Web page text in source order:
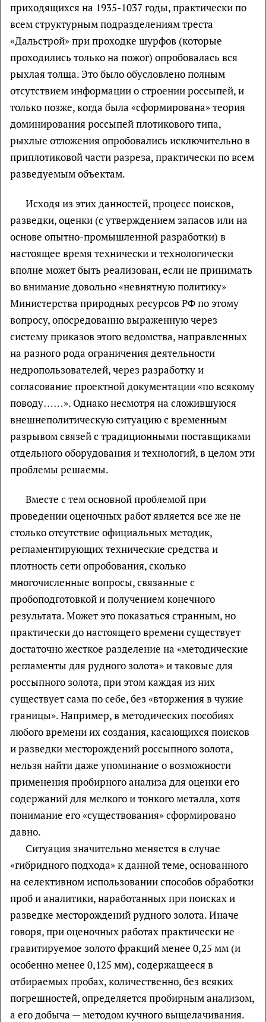
приходящихся на 1935-1037 годы, практически по
всем структурным подразделениям треста
«Дальстрой» при проходке шурфов (которые
проходились только на пожог) опробовалась вся
рыхлая толща. Это было обусловлено полным
отсутствием информации о строении россыпей, и
только позже, когда была «сформирована» теория
доминирования россыпей плотикового типа,
рыхлые отложения опробовались исключительно в
приплотиковой части разреза, практически по всем
разведуемым объектам.
Исходя из этих данностей, процесс поисков,
разведки, оценки (с утверждением запасов или на
основе опытно-промышленной разработки) в
настоящее время технически и технологически
вполне может быть реализован, если не принимать
во внимание довольно «невнятную политику»
Министерства природных ресурсов РФ по этому
вопросу, опосредованно выраженную через
систему приказов этого ведомства, направленных
на разного рода ограничения деятельности
недропользователей, через разработку и
согласование проектной документации «по всякому
поводу……». Однако несмотря на сложившуюся
внешнеполитическую ситуацию с временным
разрывом связей с традиционными поставщиками
отдельного оборудования и технологий, в целом эти
проблемы решаемы.
Вместе с тем основной проблемой при
проведении оценочных работ является все же не
столько отсутствие официальных методик,
регламентирующих технические средства и
плотность сети опробования, сколько
многочисленные вопросы, связанные с
пробоподготовкой и получением конечного
результата. Может это показаться странным, но
практически до настоящего времени существует
достаточно жесткое разделение на «методические
регламенты для рудного золота» и таковые для
россыпного золота, при этом каждая из них
существует сама по себе, без «вторжения в чужие
границы». Например, в методических пособиях
любого времени их создания, касающихся поисков
и разведки месторождений россыпного золота,
нельзя найти даже упоминание о возможности
применения пробирного анализа для оценки его
содержаний для мелкого и тонкого металла, хотя
понимание его «существования» сформировано
давно.
Ситуация значительно меняется в случае
«гибридного подхода» к данной теме, основанного
на селективном использовании способов обработки
проб и аналитики, наработанных при поисках и
разведке месторождений рудного золота. Иначе
говоря, при оценочных работах практически не
гравитируемое золото фракций менее 0,25 мм (и
особенно менее 0,125 мм), содержащееся в
отбираемых пробах, количественно, без всяких
погрешностей, определяется пробирным анализом,
а его добыча — методом кучного выщелачивания.